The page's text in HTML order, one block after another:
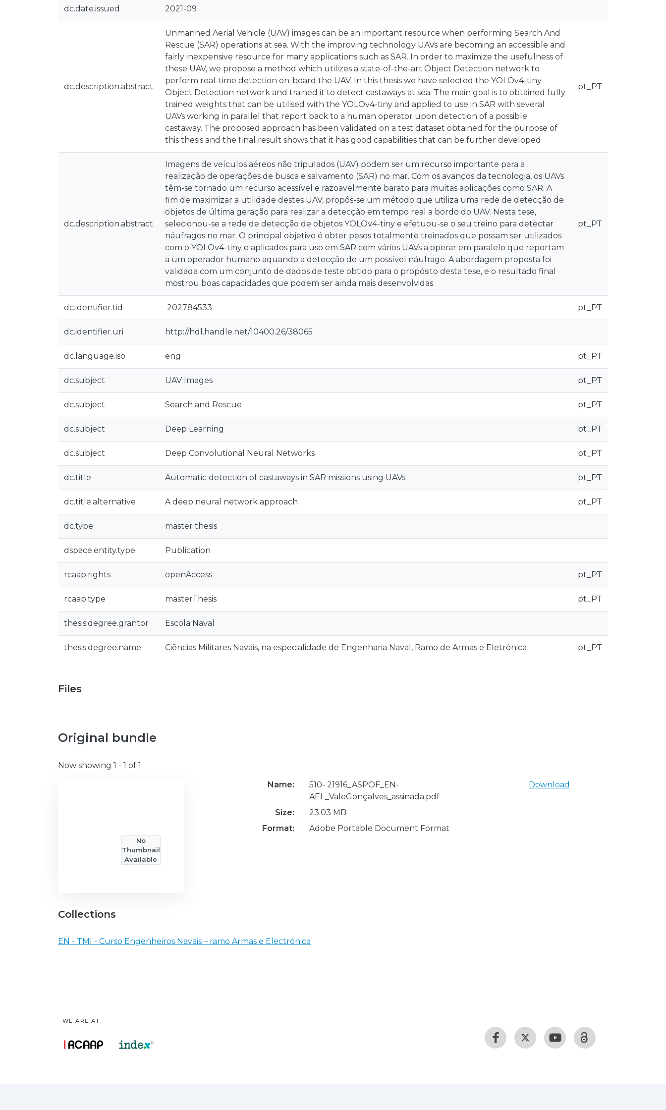
dc.date.issued 2021-09
dc.description.abstract
Unmanned Aerial Vehicle (UAV) images can be an important resource when performing Search And
Rescue (SAR) operations at sea. With the improving technology UAVs are becoming an accessible and
fairly inexpensive resource for many applications such as SAR. In order to maximize the usefulness of
these UAV, we propose a method which utilizes a state-of-the-art Object Detection network to
perform real-time detection on-board the UAV. In this thesis we have selected the YOLOv4-tiny
Object Detection network and trained it to detect castaways at sea. The main goal is to obtained fully
trained weights that can be utilised with the YOLOv4-tiny and applied to use in SAR with several
UAVs working in parallel that report back to a human operator upon detection of a possible
castaway. The proposed approach has been validated on a test dataset obtained for the purpose of
this thesis and the final result shows that it has good capabilities that can be further developed
pt_PT
dc.description.abstract
Imagens de veículos aéreos não tripulados (UAV) podem ser um recurso importante para a
realização de operações de busca e salvamento (SAR) no mar. Com os avanços da tecnologia, os UAVs
têm-se tornado um recurso acessível e razoavelmente barato para muitas aplicações como SAR. A
fim de maximizar a utilidade destes UAV, propôs-se um método que utiliza uma rede de detecção de
objetos de última geração para realizar a detecção em tempo real a bordo do UAV. Nesta tese,
selecionou-se a rede de detecção de objetos YOLOv4-tiny e efetuou-se o seu treino para detectar
náufragos no mar. O principal objetivo é obter pesos totalmente treinados que possam ser utilizados
com o YOLOv4-tiny e aplicados para uso em SAR com vários UAVs a operar em paralelo que reportam
a um operador humano aquando a detecção de um possível náufrago. A abordagem proposta foi
validada com um conjunto de dados de teste obtido para o propósito desta tese, e o resultado final
mostrou boas capacidades que podem ser ainda mais desenvolvidas.
pt_PT
dc.identifier.tid 202784533 pt_PT
dc.identifier.uri http://hdl.handle.net/10400.26/38065
dc.language.iso eng pt_PT
dc.subject UAV Images pt_PT
dc.subject Search and Rescue pt_PT
dc.subject Deep Learning pt_PT
dc.subject Deep Convolutional Neural Networks pt_PT
dc.title Automatic detection of castaways in SAR missions using UAVs pt_PT
dc.title.alternative A deep neural network approach pt_PT
dc.type master thesis
dspace.entity.type Publication
rcaap.rights openAccess pt_PT
rcaap.type masterThesis pt_PT
thesis.degree.grantor Escola Naval
thesis.degree.name Ciências Militares Navais, na especialidade de Engenharia Naval, Ramo de Armas e Eletrónica pt_PT
Files
Original bundle
Now showing 1 - 1 of 1
No
Thumbnail
Available
Name:
510- 21916_ASPOF_EN-
AEL_ValeGonçalves_assinada.pdf
Size:
23.03 MB
Format:
Adobe Portable Document Format
Download
Collections
EN - TMI - Curso Engenheiros Navais – ramo Armas e Electrónica
WE ARE AT: